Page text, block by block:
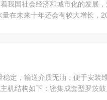
国社会经济和城市化的发展
在未来十年还会有较大增长
定，输送介质无油，便于安装
结构如下：密集成套型罗茨